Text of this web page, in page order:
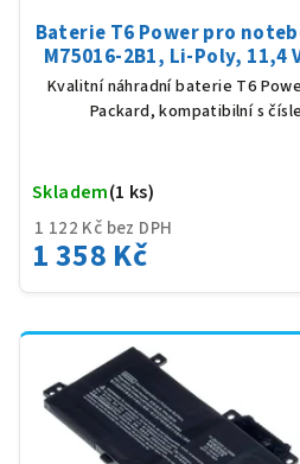
Baterie T6 Power pro
M75016-2B1, Li-Poly, 11,4
černá
Kvalitní náhradní baterie T6
Packard, kompatibilní s
1 122 Kč bez DPH
1 358 Kč
Skladem(1 ks)